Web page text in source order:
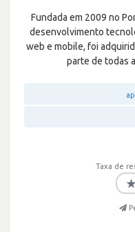
Fundada em 2009 no
desenvolvimento
web e mobile, foi
parte de todas
Taxa de
★